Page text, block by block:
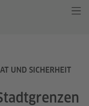
UND SICHERHEIT